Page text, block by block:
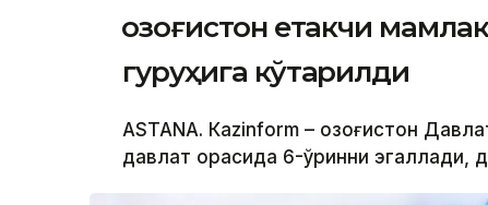
Қозоғистон етакчи
гуруҳига кўтарилди
ASTANA. Каzinform – Қозоғистон
давлат орасида 6-ўринни эгаллади,